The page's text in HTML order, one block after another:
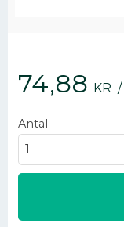
74,88 KR /
Antal